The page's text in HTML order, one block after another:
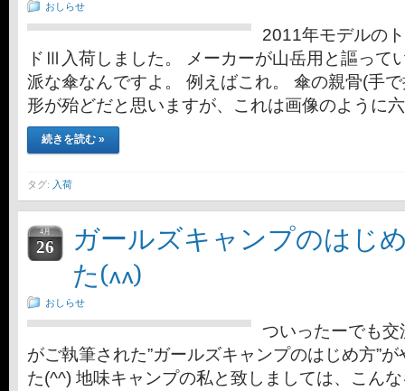
おしらせ
2011年モデルの
ドⅢ入荷しました。 メーカーが山岳用と謳って
派な傘なんですよ。 例えばこれ。 傘の親骨(手
形が殆どだと思いますが、これは画像のように
続きを読む »
タグ: 入荷
4月
26
ガールズキャンプのはじ
た(^^)
おしらせ
ついったーでも
がご執筆された”ガールズキャンプのはじめ方”
た(^^) 地味キャンプの私と致しましては、こん